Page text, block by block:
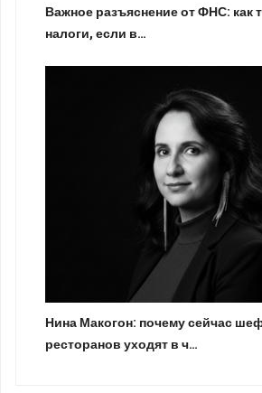
Важное разъяснение от ФНС: как
налоги, если в…
Нина Макогон: почему сейчас
ресторанов уходят в ч…